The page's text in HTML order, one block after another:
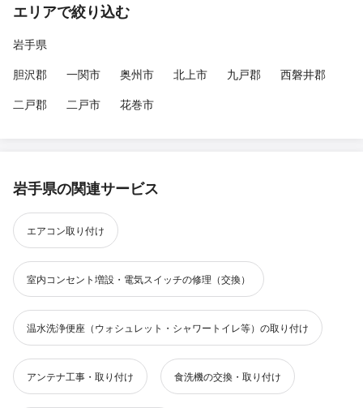
エリアで絞り込む
岩手県
胆沢郡
一関市 奥州市 北上市 九戸郡
西磐井郡
二戸郡
二戸市 花巻市
岩手県の関連サービス
エアコン取り付け
室内コンセント増設・電気スイッチの修理（交換）
温水洗浄便座（ウォシュレット・シャワートイレ等）の取り付け
アンテナ工事・取り付け 食洗機の交換・取り付け